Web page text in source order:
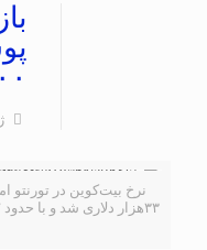
نرخ بیت‌کوین در تورنتو